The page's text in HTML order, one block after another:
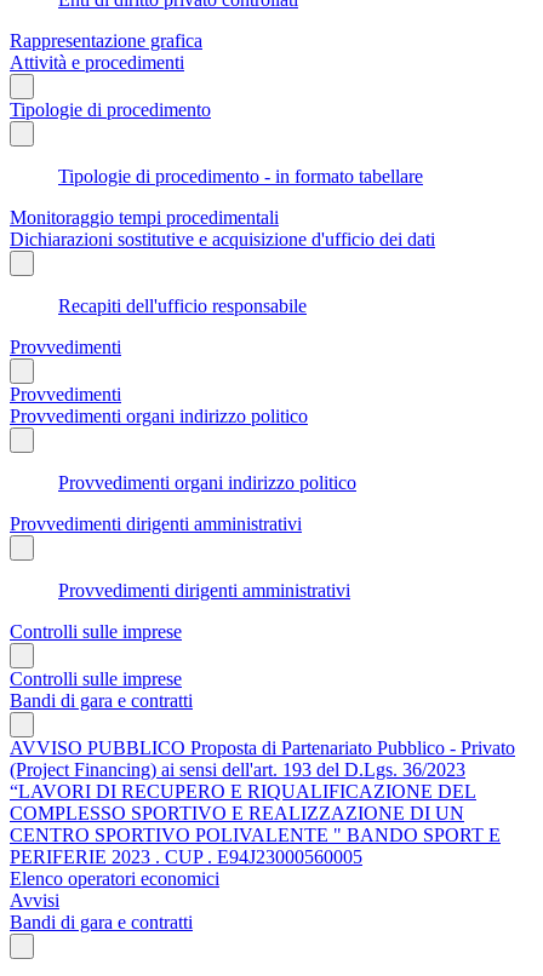
Rappresentazione grafica
Attività e procedimenti
Tipologie di procedimento
Tipologie di procedimento - in formato tabellare
Monitoraggio tempi procedimentali
Dichiarazioni sostitutive e acquisizione d'ufficio dei dati
Recapiti dell'ufficio responsabile
Provvedimenti
Provvedimenti
Provvedimenti organi indirizzo politico
Provvedimenti organi indirizzo politico
Provvedimenti dirigenti amministrativi
Provvedimenti dirigenti amministrativi
Controlli sulle imprese
Controlli sulle imprese
Bandi di gara e contratti
AVVISO PUBBLICO Proposta di Partenariato Pubblico - Privato
(Project Financing) ai sensi dell'art. 193 del D.Lgs. 36/2023
“LAVORI DI RECUPERO E RIQUALIFICAZIONE DEL
COMPLESSO SPORTIVO E REALIZZAZIONE DI UN
CENTRO SPORTIVO POLIVALENTE " BANDO SPORT E
PERIFERIE 2023 . CUP . E94J23000560005
Elenco operatori economici
Avvisi
Bandi di gara e contratti